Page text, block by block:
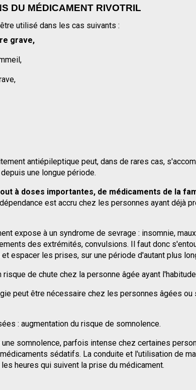
DU MÉDICAMENT RIVOTRIL
utilisé dans les cas suivants :
grave,
antiépileptique peut, dans de rares cas,
une longue période.
à doses importantes, de médicaments de la
est accru chez les personnes ayant déjà
expose à un syndrome de sevrage : insomnie,
des extrémités, convulsions. Il faut donc
espacer les prises, sur une période d'autant plus
risque de chute chez la personne âgée ayant
peut être nécessaire chez les personnes âgées
: augmentation du risque de somnolence.
somnolence, parfois intense chez certaines
sédatifs. La conduite et l'utilisation de
heures qui suivent la prise du médicament.